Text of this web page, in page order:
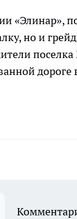
«Элинар»,
но и
дороге